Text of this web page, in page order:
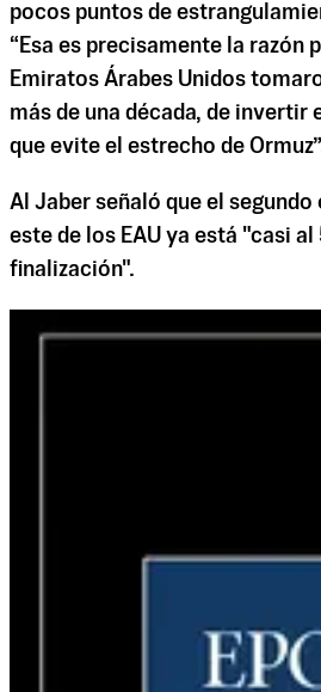
pocos puntos de
“Esa es precisamente la razón
Emiratos Árabes Unidos
más de una década, de invertir
que evite el estrecho de
Al Jaber señaló que el
este de los EAU ya está "casi al
finalización".